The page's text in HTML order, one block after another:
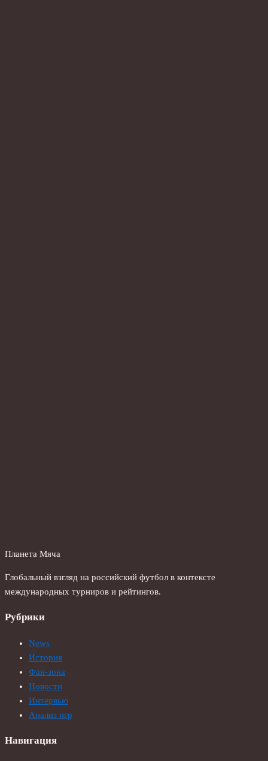
Планета Мяча
Глобальный взгляд на российский футбол в контексте
международных турниров и рейтингов.
Рубрики
News
История
Фан-зона
Новости
Интервью
Анализ игр
Навигация